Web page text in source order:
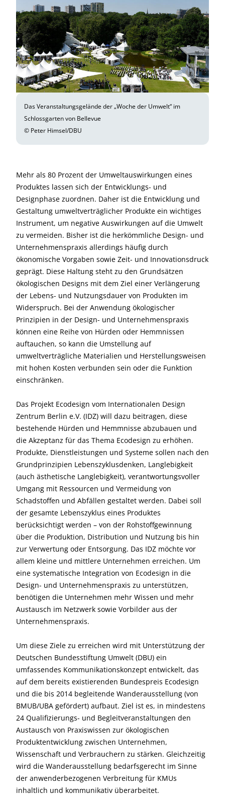
Das Veranstaltungsgelände der „Woche der Umwelt“ im
Schlossgarten von Bellevue
© Peter Himsel/DBU
Mehr als 80 Prozent der Umweltauswirkungen eines
Produktes lassen sich der Entwicklungs- und
Designphase zuordnen. Daher ist die Entwicklung und
Gestaltung umweltverträglicher Produkte ein wichtiges
Instrument, um negative Auswirkungen auf die Umwelt
zu vermeiden. Bisher ist die herkömmliche Design- und
Unternehmenspraxis allerdings häufig durch
ökonomische Vorgaben sowie Zeit- und Innovationsdruck
geprägt. Diese Haltung steht zu den Grundsätzen
ökologischen Designs mit dem Ziel einer Verlängerung
der Lebens- und Nutzungsdauer von Produkten im
Widerspruch. Bei der Anwendung ökologischer
Prinzipien in der Design- und Unternehmenspraxis
können eine Reihe von Hürden oder Hemmnissen
auftauchen, so kann die Umstellung auf
umweltverträgliche Materialien und Herstellungsweisen
mit hohen Kosten verbunden sein oder die Funktion
einschränken.
Das Projekt Ecodesign vom Internationalen Design
Zentrum Berlin e.V. (IDZ) will dazu beitragen, diese
bestehende Hürden und Hemmnisse abzubauen und
die Akzeptanz für das Thema Ecodesign zu erhöhen.
Produkte, Dienstleistungen und Systeme sollen nach den
Grundprinzipien Lebenszyklusdenken, Langlebigkeit
(auch ästhetische Langlebigkeit), verantwortungsvoller
Umgang mit Ressourcen und Vermeidung von
Schadstoffen und Abfällen gestaltet werden. Dabei soll
der gesamte Lebenszyklus eines Produktes
berücksichtigt werden – von der Rohstoffgewinnung
über die Produktion, Distribution und Nutzung bis hin
zur Verwertung oder Entsorgung. Das IDZ möchte vor
allem kleine und mittlere Unternehmen erreichen. Um
eine systematische Integration von Ecodesign in die
Design- und Unternehmenspraxis zu unterstützen,
benötigen die Unternehmen mehr Wissen und mehr
Austausch im Netzwerk sowie Vorbilder aus der
Unternehmenspraxis.
Um diese Ziele zu erreichen wird mit Unterstützung der
Deutschen Bundesstiftung Umwelt (DBU) ein
umfassendes Kommunikationskonzept entwickelt, das
auf dem bereits existierenden Bundespreis Ecodesign
und die bis 2014 begleitende Wanderausstellung (von
BMUB/UBA gefördert) aufbaut. Ziel ist es, in mindestens
24 Qualifizierungs- und Begleitveranstaltungen den
Austausch von Praxiswissen zur ökologischen
Produktentwicklung zwischen Unternehmen,
Wissenschaft und Verbrauchern zu stärken. Gleichzeitig
wird die Wanderausstellung bedarfsgerecht im Sinne
der anwenderbezogenen Verbreitung für KMUs
inhaltlich und kommunikativ überarbeitet.